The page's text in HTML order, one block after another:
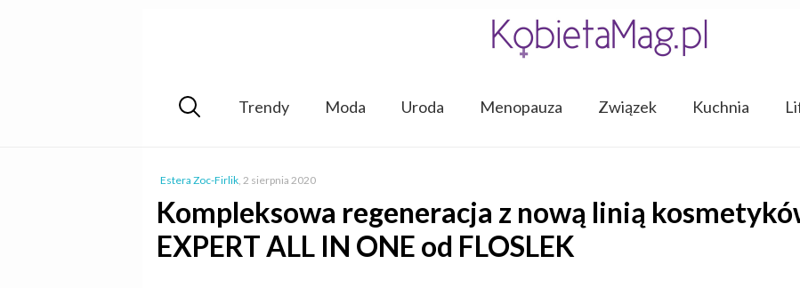
Trendy Moda Uroda Menopauza Związek Kuchnia
Estera Zoc-Firlik, 2 sierpnia 2020
Kompleksowa regeneracja z nową linią
EXPERT ALL IN ONE od FLOSLEK